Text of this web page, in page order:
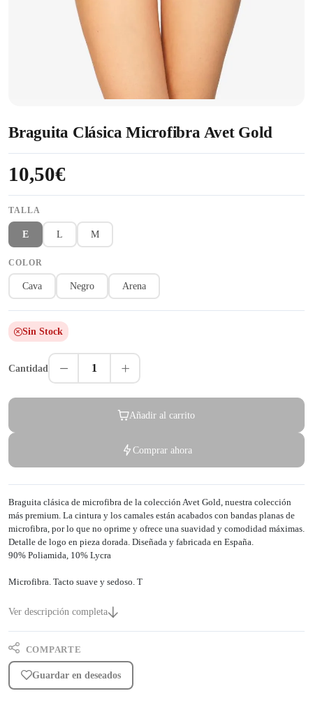
Braguita Clásica Microfibra Avet Gold
10,50€
TALLA
E L M
COLOR
Cava Negro Arena
Sin Stock
Cantidad 1
Añadir al carrito
Comprar ahora
Braguita clásica de microfibra de la colección Avet Gold, nuestra colección
más premium. La cintura y los camales están acabados con bandas planas de
microfibra, por lo que no oprime y ofrece una suavidad y comodidad máximas.
Detalle de logo en pieza dorada. Diseñada y fabricada en España.
90% Poliamida, 10% Lycra
Microfibra. Tacto suave y sedoso. T
Ver descripción completa
COMPARTE
Guardar en deseados